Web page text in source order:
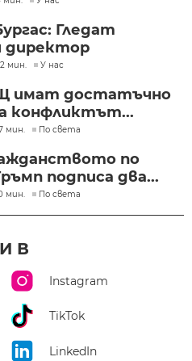
Гледат
директор
мин. У нас
имат достатъчно
конфликтът...
мин. По света
по
подписа два...
мин. По света
В
Instagram
TikTok
LinkedIn